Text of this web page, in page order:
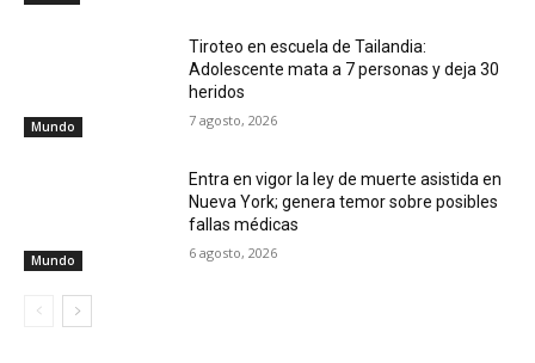
Mundo
Tiroteo en escuela de Tailandia:
Adolescente mata a 7 personas y deja 30
heridos
7 agosto, 2026
Mundo
Entra en vigor la ley de muerte asistida en
Nueva York; genera temor sobre posibles
fallas médicas
6 agosto, 2026